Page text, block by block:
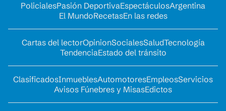
PolicialesPasión DeportivaEspectáculosArgentina
El MundoRecetasEn las redes
Cartas del lectorOpinionSocialesSaludTecnología
TendenciaEstado del tránsito
ClasificadosInmueblesAutomotoresEmpleosServicios
Avisos Fúnebres y MisasEdictos